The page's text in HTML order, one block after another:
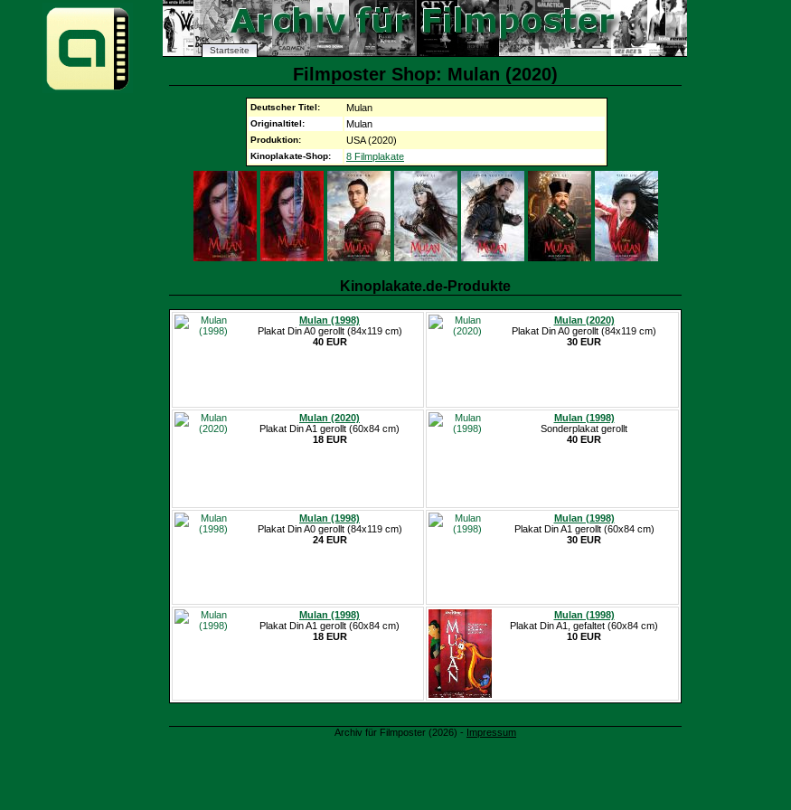
Startseite
Filmposter Shop: Mulan (2020)
Deutscher Titel: Mulan
Originaltitel: Mulan
Produktion: USA (2020)
Kinoplakate-Shop: 8 Filmplakate
Kinoplakate.de-Produkte
Mulan (1998)
Plakat Din A0 gerollt (84x119 cm)
40 EUR
Mulan (2020)
Plakat Din A0 gerollt (84x119 cm)
30 EUR
Mulan (2020)
Plakat Din A1 gerollt (60x84 cm)
18 EUR
Mulan (1998)
Sonderplakat gerollt
40 EUR
Mulan (1998)
Plakat Din A0 gerollt (84x119 cm)
24 EUR
Mulan (1998)
Plakat Din A1 gerollt (60x84 cm)
30 EUR
Mulan (1998)
Plakat Din A1 gerollt (60x84 cm)
18 EUR
Mulan (1998)
Plakat Din A1, gefaltet (60x84 cm)
10 EUR
Archiv für Filmposter (2026) - Impressum